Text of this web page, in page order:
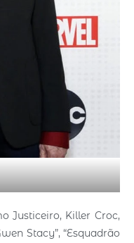
Justiceiro, Killer Croc,
Stacy”, “Esquadrão